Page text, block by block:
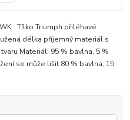
Tílko Triumph přiléhavé
délka příjemný materiál s
Materiál: 95 % bavlna, 5 %
se může lišit 80 % bavlna, 15